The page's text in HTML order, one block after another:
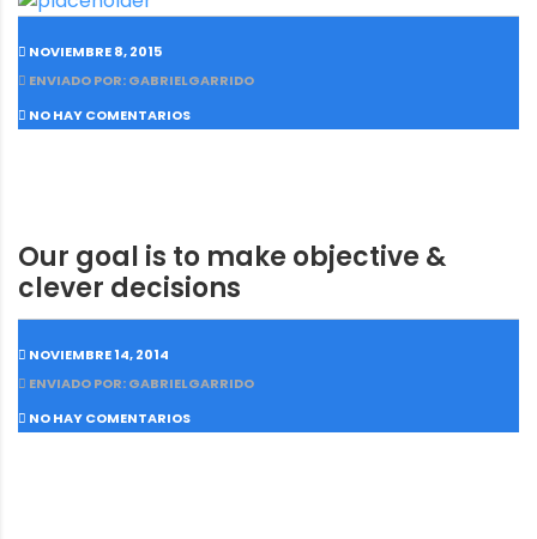
NOVIEMBRE 8, 2015
ENVIADO POR: GABRIELGARRIDO
NO HAY COMENTARIOS
Our goal is to make objective &
clever decisions
NOVIEMBRE 14, 2014
ENVIADO POR: GABRIELGARRIDO
NO HAY COMENTARIOS